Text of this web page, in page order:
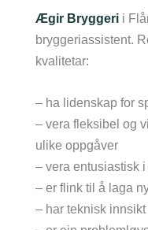
Ægir Bryggerii
bryggeriassistent.
kvalitetar:
– ha lidenskap for
– vera fleksibel og
ulike oppgåver
– vera entusiastisk
– er flink til å laga
– har teknisk innsikt